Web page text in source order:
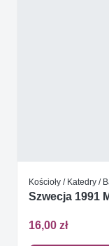
Kościoły / Katedry /
Szwecja 1991
16,00 zł